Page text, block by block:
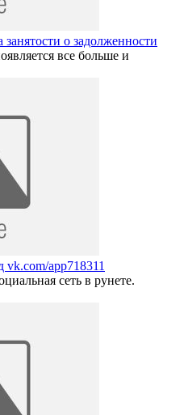
о задолженности
все больше и
app718311
сеть в рунете.